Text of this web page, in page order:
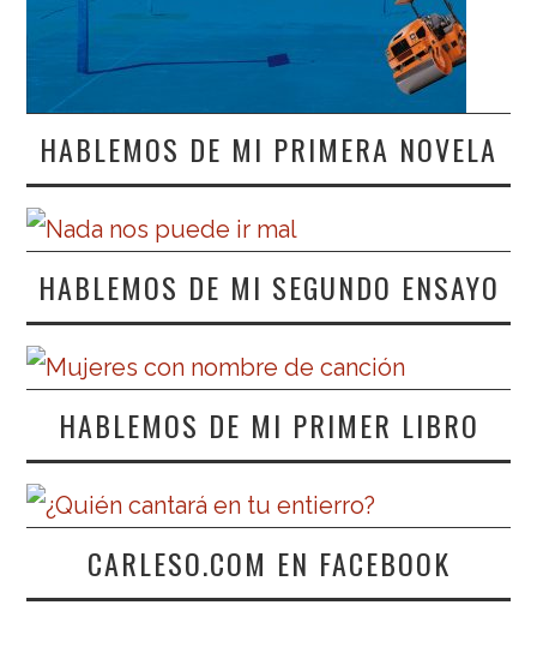
HABLEMOS DE MI PRIMERA NOVELA
HABLEMOS DE MI SEGUNDO ENSAYO
HABLEMOS DE MI PRIMER LIBRO
CARLESO.COM EN FACEBOOK